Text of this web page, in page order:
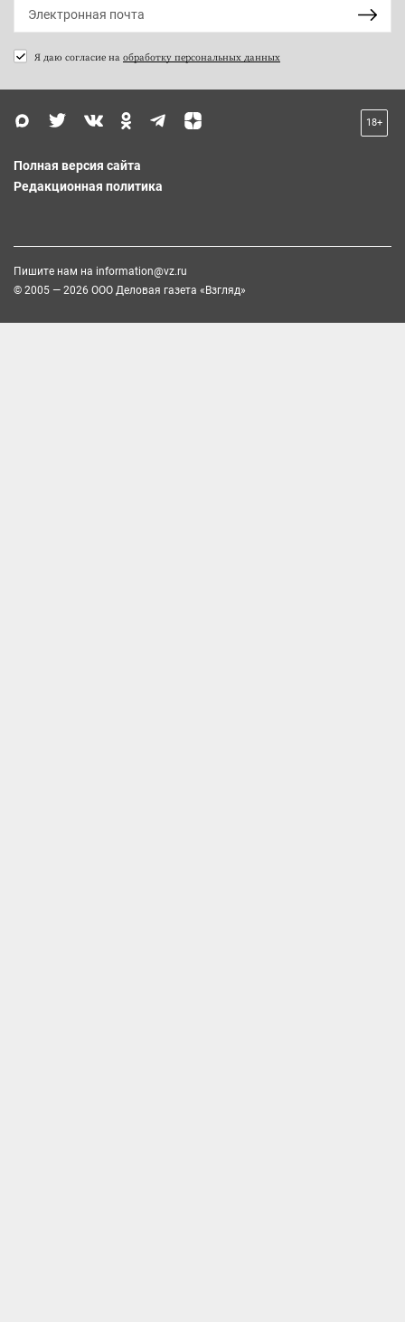
Я даю согласие на обработку персональных данных
18+
Полная версия сайта
Редакционная политика
Пишите нам на information@vz.ru
© 2005 — 2026 ООО Деловая газета «Взгляд»